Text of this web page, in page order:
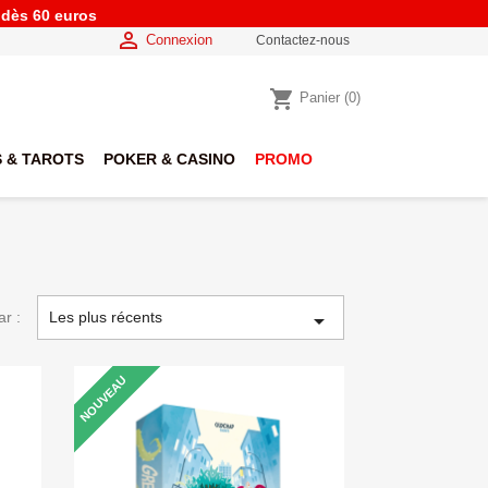
60 euros
 Connexion Contactez-nous
shopping_cart Panier (0)
& TAROTS POKER & CASINO PROMO
: Les plus récents 
NOUVEAU